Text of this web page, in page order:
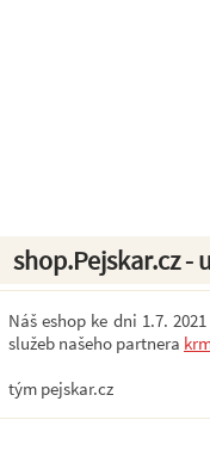
shop.Pejskar.cz -
Náš eshop ke dni 1.7.
služeb našeho partnera
tým pejskar.cz